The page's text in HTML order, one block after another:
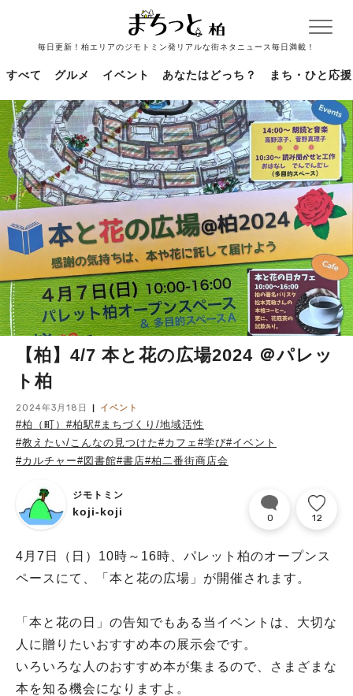
毎日更新！柏エリアのジモトミン発リアルな街ネタニュース毎日満載！
すべて グルメ イベント あなたはどっち？ まち・ひと応援
【柏】4/7 本と花の広場2024 ＠パレッ
ト柏
2024年3月18日 イベント
#柏（町） #柏駅#まちづくり/地域活性
#教えたい/こんなの見つけた#カフェ #学び#イベント
#カルチャー#図書館#書店#柏二番街商店会
ジモトミン
koji-koji 0 12
4月7日（日）10時～16時、パレット柏のオープンス
ペースにて、「本と花の広場」が開催されます。
「本と花の日」の告知でもある当イベントは、大切な
人に贈りたいおすすめ本の展示会です。
いろいろな人のおすすめ本が集まるので、さまざまな
本を知る機会になりますよ。